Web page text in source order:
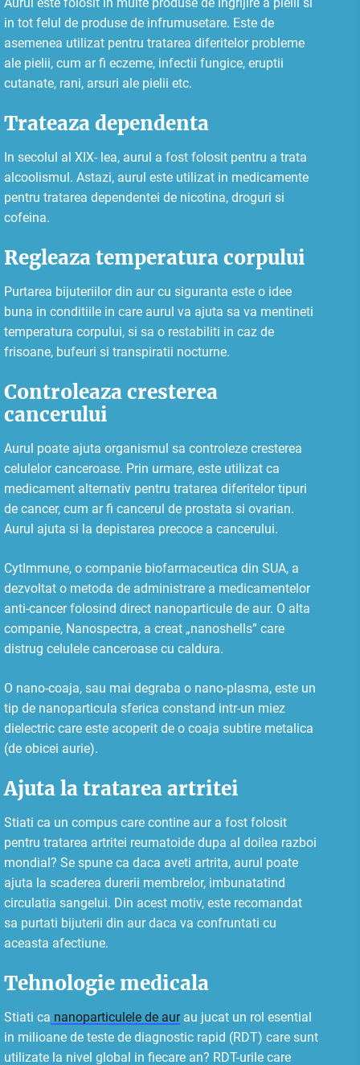
in tot felul de produse de infrumusetare. Este de
asemenea utilizat pentru tratarea diferitelor probleme
ale pielii, cum ar fi eczeme, infectii fungice, eruptii
cutanate, rani, arsuri ale pielii etc.
Trateaza dependenta
In secolul al XIX- lea, aurul a fost folosit pentru a trata
alcoolismul. Astazi, aurul este utilizat in medicamente
pentru tratarea dependentei de nicotina, droguri si
cofeina.
Regleaza temperatura corpului
Purtarea bijuteriilor din aur cu siguranta este o idee
buna in conditiile in care aurul va ajuta sa va mentineti
temperatura corpului, si sa o restabiliti in caz de
frisoane, bufeuri si transpiratii nocturne.
Controleaza cresterea
cancerului
Aurul poate ajuta organismul sa controleze cresterea
celulelor canceroase. Prin urmare, este utilizat ca
medicament alternativ pentru tratarea diferitelor tipuri
de cancer, cum ar fi cancerul de prostata si ovarian.
Aurul ajuta si la depistarea precoce a cancerului.
CytImmune, o companie biofarmaceutica din SUA, a
dezvoltat o metoda de administrare a medicamentelor
anti-cancer folosind direct nanoparticule de aur. O alta
companie, Nanospectra, a creat „nanoshells” care
distrug celulele canceroase cu caldura.
O nano-coaja, sau mai degraba o nano-plasma, este un
tip de nanoparticula sferica constand intr-un miez
dielectric care este acoperit de o coaja subtire metalica
(de obicei aurie).
Ajuta la tratarea artritei
Stiati ca un compus care contine aur a fost folosit
pentru tratarea artritei reumatoide dupa al doilea razboi
mondial? Se spune ca daca aveti artrita, aurul poate
ajuta la scaderea durerii membrelor, imbunatatind
circulatia sangelui. Din acest motiv, este recomandat
sa purtati bijuterii din aur daca va confruntati cu
aceasta afectiune.
Tehnologie medicala
Stiati ca nanoparticulele de aurau jucat un rol esential
in milioane de teste de diagnostic rapid (RDT) care sunt
utilizate la nivel global in fiecare an? RDT-urile care